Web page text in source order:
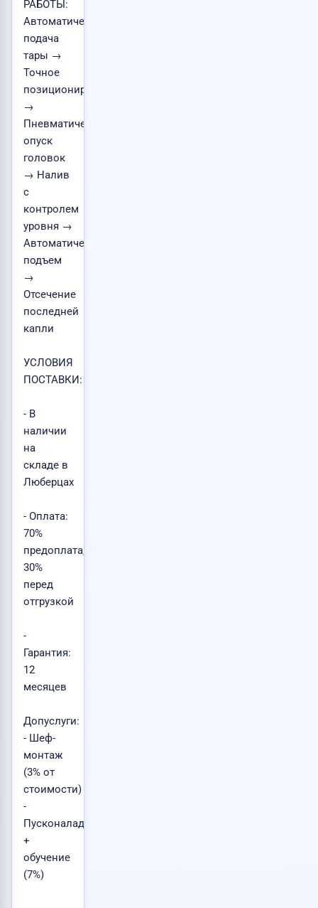
РАБОТЫ:
Автоматическая
подача
тары →
Точное
позиционирование
→
Пневматический
опуск
головок
→ Налив
с
контролем
уровня →
Автоматический
подъем
→
Отсечение
последней
капли
УСЛОВИЯ
ПОСТАВКИ:
- В
наличии
на
складе в
Люберцах
- Оплата:
70%
предоплата,
30%
перед
отгрузкой
-
Гарантия:
12
месяцев
Допуслуги:
- Шеф-
монтаж
(3% от
стоимости)
-
Пусконаладка
+
обучение
(7%)